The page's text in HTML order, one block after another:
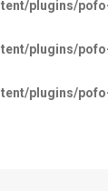
plugins/
plugins/
plugins/